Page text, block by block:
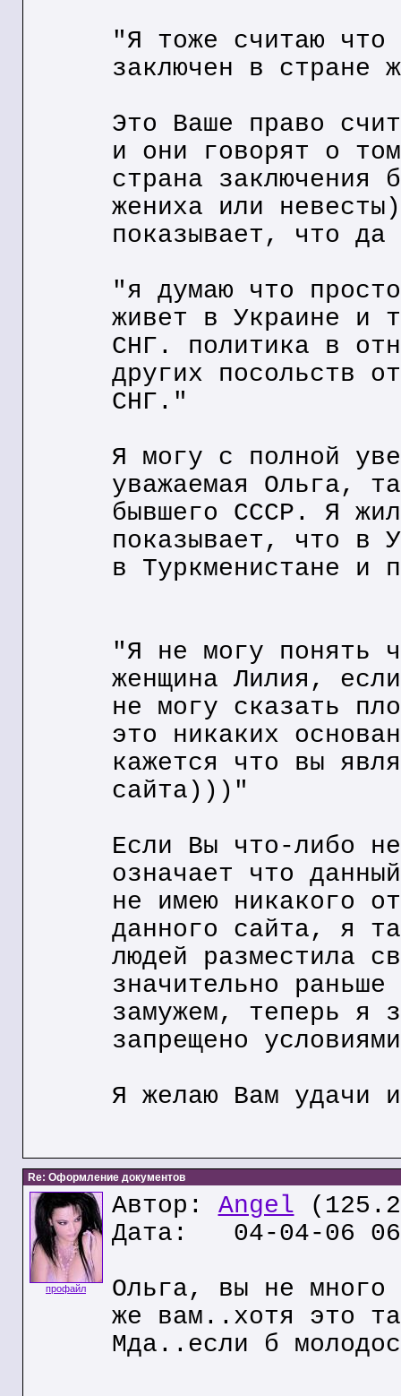
"Я тоже считаю что
заключен в стране
Это Ваше право
и они говорят о
страна заключения
жениха или
показывает, что
"я думаю что
живет в Украине и
СНГ. политика в
других посольств
СНГ."
Я могу с полной
уважаемая Ольга,
бывшего СССР. Я
показывает, что в
в Туркменистане
"Я не могу понять
женщина Лилия,
не могу сказать
это никаких
кажется что вы
сайта)))"
Если Вы что-либо
означает что
не имею никакого
данного сайта, я
людей разместила
значительно
замужем, теперь я
запрещено
Я желаю Вам удачи
Re: Оформление документов
профайл
Автор: Angel
Дата: 04-04-06
Ольга, вы не много
же вам..хотя это
Мда..если б